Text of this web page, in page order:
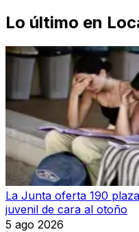
Lo último en
La Junta oferta 190
juvenil de cara al otoño
5 ago 2026